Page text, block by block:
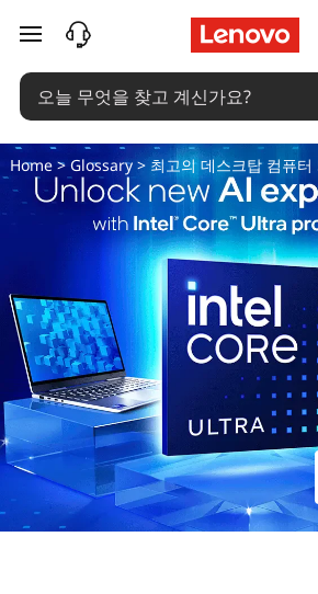
최
고
의
데
스
탑
컴
퓨
터
5
주요 콘텐츠로 건너뛰기
Home> Glossary> 최고의 데스크탑 컴퓨터